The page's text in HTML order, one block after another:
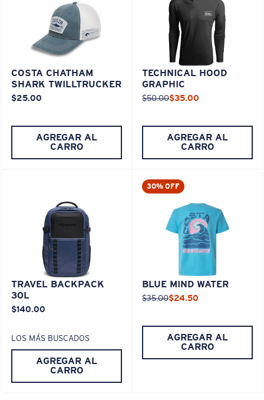
COSTA CHATHAM
SHARK TWILLTRUCKER
$25.00
AGREGAR AL
CARRO
TECHNICAL HOOD
GRAPHIC
$50.00$35.00
AGREGAR AL
CARRO
TRAVEL BACKPACK
30L
$140.00
LOS MÁS BUSCADOS
AGREGAR AL
CARRO
30% OFF
BLUE MIND WATER
$35.00$24.50
AGREGAR AL
CARRO